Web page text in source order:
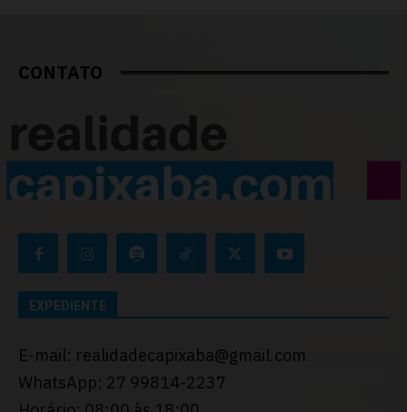
CONTATO
EXPEDIENTE
E-mail: realidadecapixaba@gmail.com
WhatsApp: 27 99814-2237